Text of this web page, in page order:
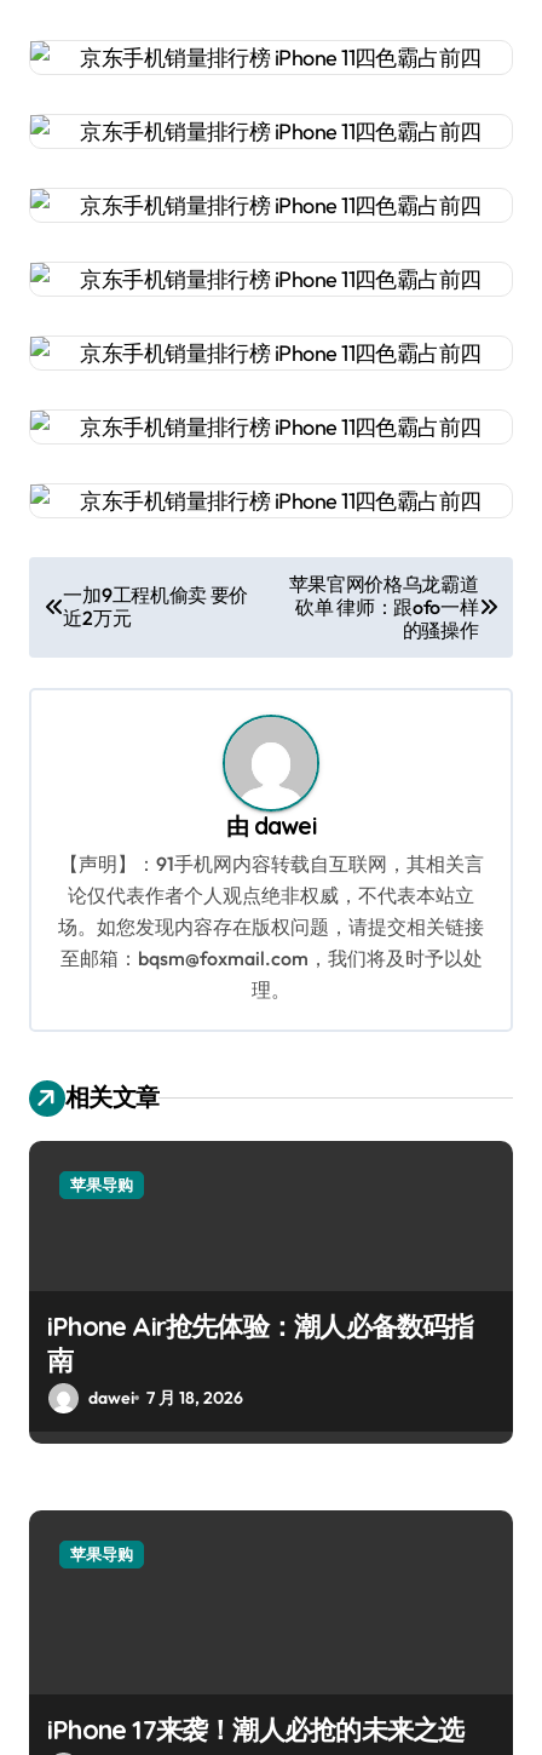
章
导
航
一加9工程机偷卖 要价
近2万元
苹果官网价格乌龙霸道
砍单 律师：跟ofo一样
的骚操作
由 dawei
【声明】：91手机网内容转载自互联网，其相关言
论仅代表作者个人观点绝非权威，不代表本站立
场。如您发现内容存在版权问题，请提交相关链接
至邮箱：bqsm@foxmail.com，我们将及时予以处
理。
相关文章
苹果导购
iPhone Air抢先体验：潮人必备数码指
南
dawei 7 月 18, 2026
苹果导购
iPhone 17来袭！潮人必抢的未来之选